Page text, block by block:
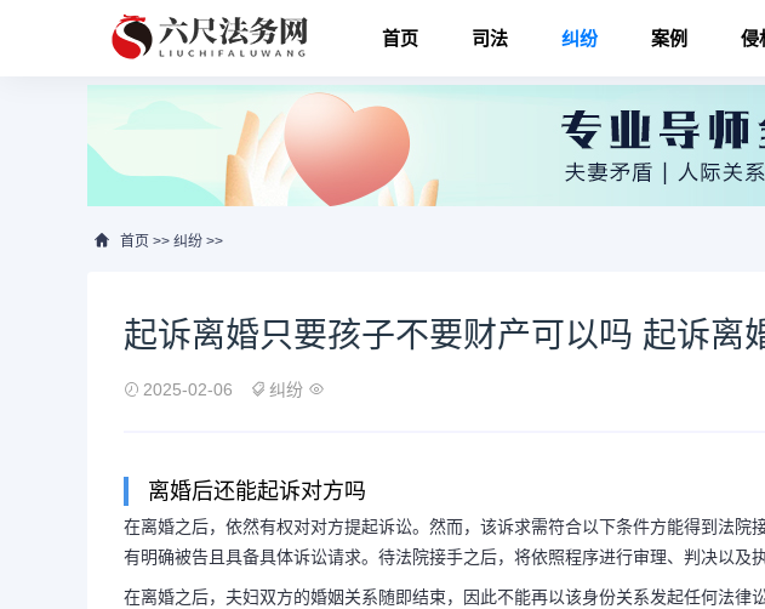
首页 司法 纠纷 案例 侵
首页 >> 纠纷 >>
起诉离婚只要孩子不要财产可以吗 起诉离
2025-02-06 纠纷
离婚后还能起诉对方吗
在离婚之后，依然有权对对方提起诉讼。然而，该诉求需符合以下条件方能得到法院
有明确被告且具备具体诉讼请求。待法院接手之后，将依照程序进行审理、判决以及执
在离婚之后，夫妇双方的婚姻关系随即结束，因此不能再以该身份关系发起任何法律